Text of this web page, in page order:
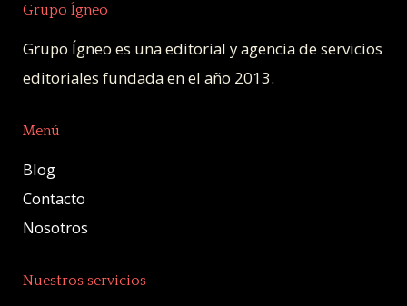
Grupo Ígneo
Grupo Ígneo es una editorial y agencia de servicios
editoriales fundada en el año 2013.
Menú
Blog
Contacto
Nosotros
Nuestros servicios